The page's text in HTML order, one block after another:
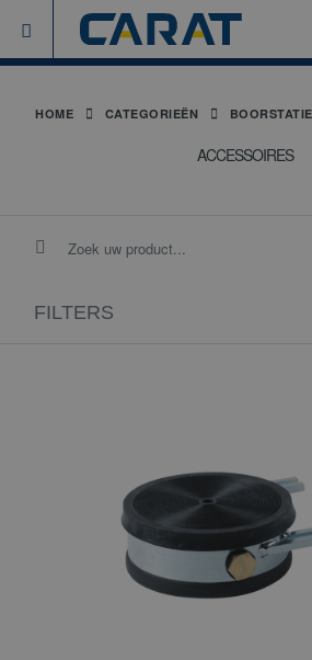
HOME CATEGORIEËN
ACCESSOIRES
FILTERS